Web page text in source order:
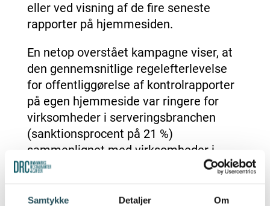
Samtykke Detaljer Om
eller ved visning af de fire seneste
rapporter på hjemmesiden.
En netop overstået kampagne viser, at
den gennemsnitlige regelefterlevelse
for offentliggørelse af kontrolrapporter
på egen hjemmeside var ringere for
virksomheder i serveringsbranchen
(sanktionsprocent på 21 %)
sammenlignet med virksomheder i
detailbranchen (8 %) og gruppen af
engrosvirksomheder (8 %).
Sagt med andre ord, så er der markant